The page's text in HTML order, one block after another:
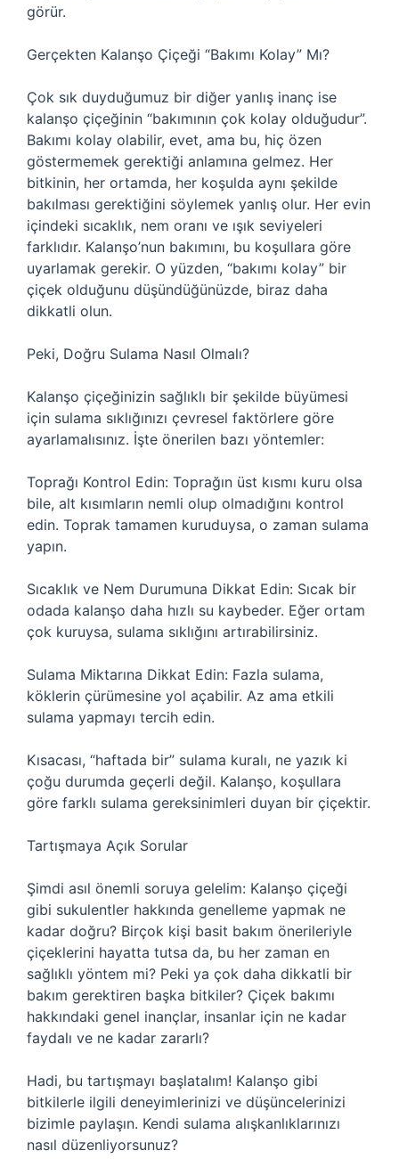
görür.
Gerçekten Kalanşo Çiçeği “Bakımı Kolay” Mı?
Çok sık duyduğumuz bir diğer yanlış inanç ise
kalanşo çiçeğinin “bakımının çok kolay olduğudur”.
Bakımı kolay olabilir, evet, ama bu, hiç özen
göstermemek gerektiği anlamına gelmez. Her
bitkinin, her ortamda, her koşulda aynı şekilde
bakılması gerektiğini söylemek yanlış olur. Her evin
içindeki sıcaklık, nem oranı ve ışık seviyeleri
farklıdır. Kalanşo’nun bakımını, bu koşullara göre
uyarlamak gerekir. O yüzden, “bakımı kolay” bir
çiçek olduğunu düşündüğünüzde, biraz daha
dikkatli olun.
Peki, Doğru Sulama Nasıl Olmalı?
Kalanşo çiçeğinizin sağlıklı bir şekilde büyümesi
için sulama sıklığınızı çevresel faktörlere göre
ayarlamalısınız. İşte önerilen bazı yöntemler:
Toprağı Kontrol Edin: Toprağın üst kısmı kuru olsa
bile, alt kısımların nemli olup olmadığını kontrol
edin. Toprak tamamen kuruduysa, o zaman sulama
yapın.
Sıcaklık ve Nem Durumuna Dikkat Edin: Sıcak bir
odada kalanşo daha hızlı su kaybeder. Eğer ortam
çok kuruysa, sulama sıklığını artırabilirsiniz.
Sulama Miktarına Dikkat Edin: Fazla sulama,
köklerin çürümesine yol açabilir. Az ama etkili
sulama yapmayı tercih edin.
Kısacası, “haftada bir” sulama kuralı, ne yazık ki
çoğu durumda geçerli değil. Kalanşo, koşullara
göre farklı sulama gereksinimleri duyan bir çiçektir.
Tartışmaya Açık Sorular
Şimdi asıl önemli soruya gelelim: Kalanşo çiçeği
gibi sukulentler hakkında genelleme yapmak ne
kadar doğru? Birçok kişi basit bakım önerileriyle
çiçeklerini hayatta tutsa da, bu her zaman en
sağlıklı yöntem mi? Peki ya çok daha dikkatli bir
bakım gerektiren başka bitkiler? Çiçek bakımı
hakkındaki genel inançlar, insanlar için ne kadar
faydalı ve ne kadar zararlı?
Hadi, bu tartışmayı başlatalım! Kalanşo gibi
bitkilerle ilgili deneyimlerinizi ve düşüncelerinizi
bizimle paylaşın. Kendi sulama alışkanlıklarınızı
nasıl düzenliyorsunuz?